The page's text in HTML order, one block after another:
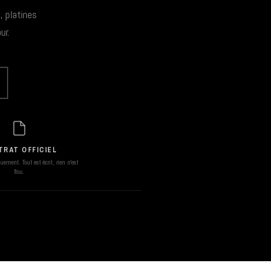
platines
OFFICIEL
Tout est écrit, rien n'est
flou.